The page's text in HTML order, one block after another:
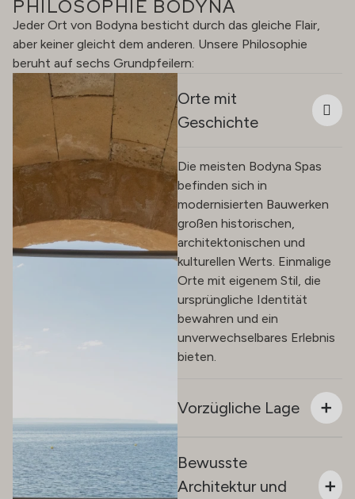
PHILOSOPHIE BODYNA
Jeder Ort von Bodyna besticht durch das gleiche Flair,
aber keiner gleicht dem anderen. Unsere Philosophie
beruht auf sechs Grundpfeilern:
Orte mit
Geschichte
Die meisten Bodyna Spas
befinden sich in
modernisierten Bauwerken
großen historischen,
architektonischen und
kulturellen Werts. Einmalige
Orte mit eigenem Stil, die
ursprüngliche Identität
bewahren und ein
unverwechselbares Erlebnis
bieten.
Vorzügliche Lage
Bewusste
Architektur und